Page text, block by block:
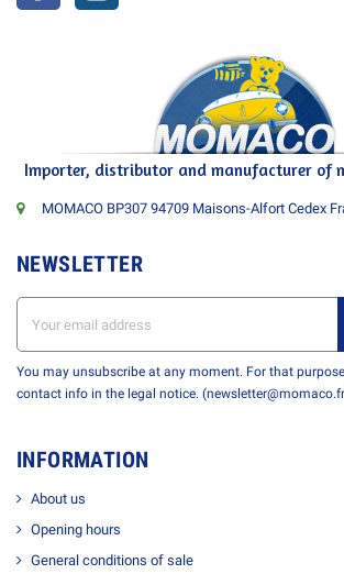
Importer, distributor and manufacturer of
MOMACO BP307 94709 Maisons-Alfort Cedex
NEWSLETTER
You may unsubscribe at any moment. For that
contact info in the legal notice.
INFORMATION
About us
Opening hours
General conditions of sale